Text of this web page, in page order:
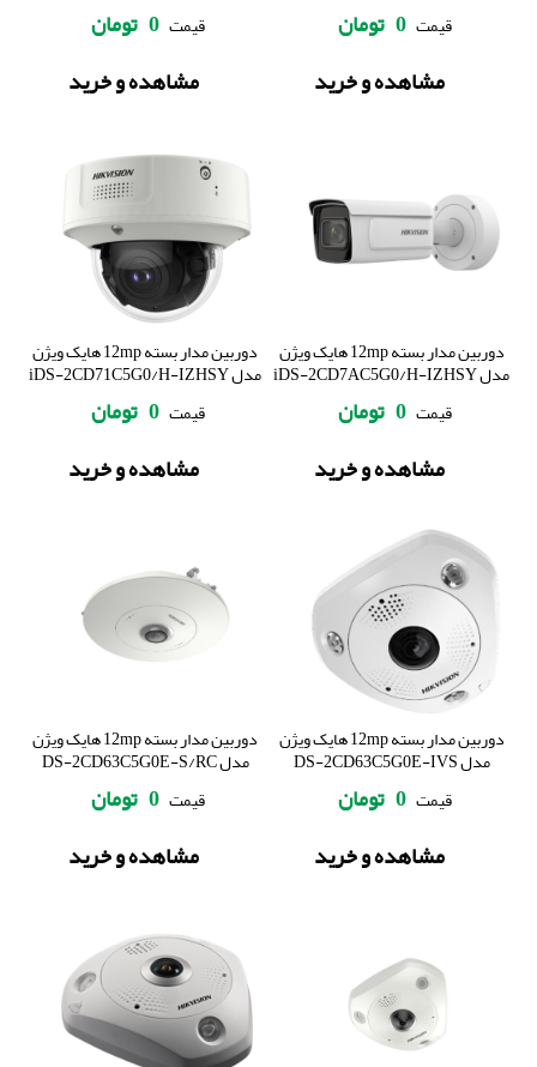
قیمت 0 تومان
مشاهده و خرید
قیمت 0 تومان
مشاهده و خرید
دوربین مدار بسته 12mp هایک ویژن
مدل iDS-2CD7AC5G0/H-IZHSY
قیمت 0 تومان
مشاهده و خرید
دوربین مدار بسته 12mp هایک ویژن
مدل iDS-2CD71C5G0/H-IZHSY
قیمت 0 تومان
مشاهده و خرید
دوربین مدار بسته 12mp هایک ویژن
مدل DS-2CD63C5G0E-IVS
قیمت 0 تومان
مشاهده و خرید
دوربین مدار بسته 12mp هایک ویژن
مدل DS-2CD63C5G0E-S/RC
قیمت 0 تومان
مشاهده و خرید